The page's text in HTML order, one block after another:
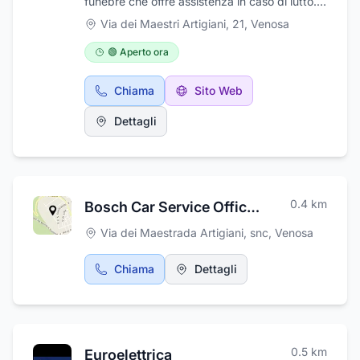
Forniamo servizio di trasporto per disabili,
infermi e ammalati tramite ambulanza privata
Croce Verde Horatiana, in tutta la provincia di
Potenza e regione Basilicata, nonchè a livello
nazionale e internazionale. Presso il nostro
centro funebre opera uno staff composto da
professionisti del settore, sempre in costante
aggiornamento per garantirti il massimo livello
occupiamo di ogni fase dell’organizzazione
delle tue esigenze e del tuo dolore. I nostri
servizi includono: l'allestimento della camera
ardente, il trasporto funebre, l'affissione di
necrologi e avvisi di ringraziamento e
partecipazione, il disbrigo di tutte le pratiche
o cimiteriali.
Via dei Maestri Artigiani, 21, Venosa
🟢 Aperto ora
Chiama Sito Web
Dettagli
Bosch Car Service Officina Coscia 0.4 km
Via dei Maestrada Artigiani, snc, Venosa
Chiama Dettagli
Euroelettrica 0.5 km